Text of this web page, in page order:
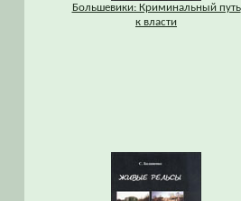
Большевики: Криминальный путь
к власти